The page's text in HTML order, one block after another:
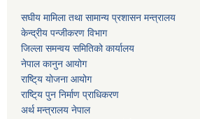
स‌घीय मामिला तथा सामान्य प्रशासन मन्त्रालय
केन्द्रीय पन्जीकरण विभाग
जिल्ला समन्वय समितिको कार्यालय
नेपाल कानुन आयोग
राष्टि्य योजना आयोग
राष्टि्य पुन निर्माण प्राधिकरण
अर्थ मन्त्रालय नेपाल